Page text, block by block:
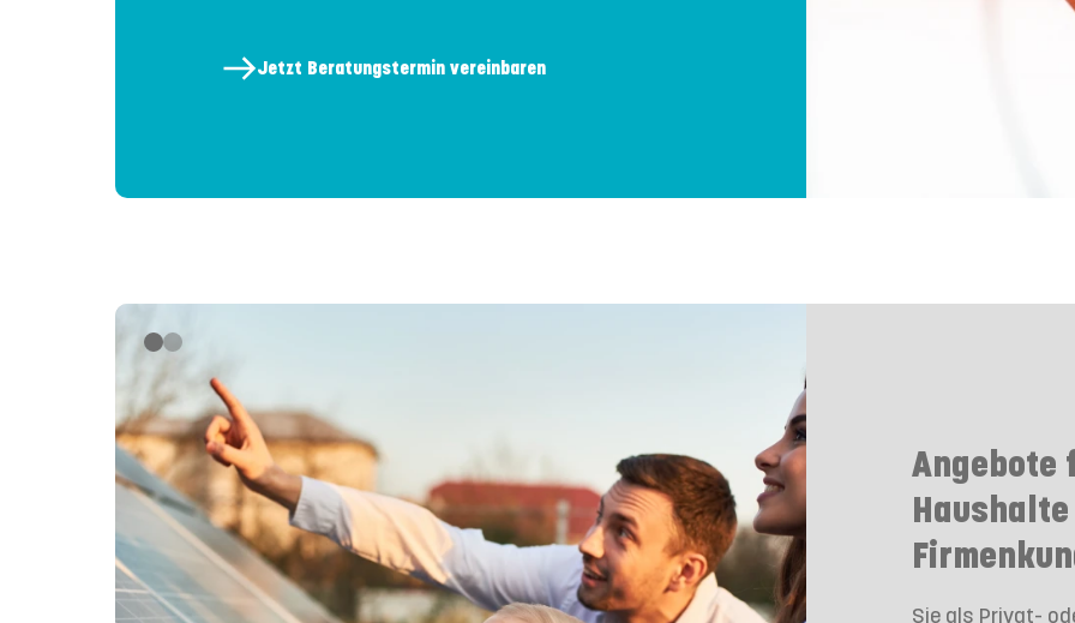
Jetzt Beratungstermin vereinbaren
Angebote
Sie als Privat-